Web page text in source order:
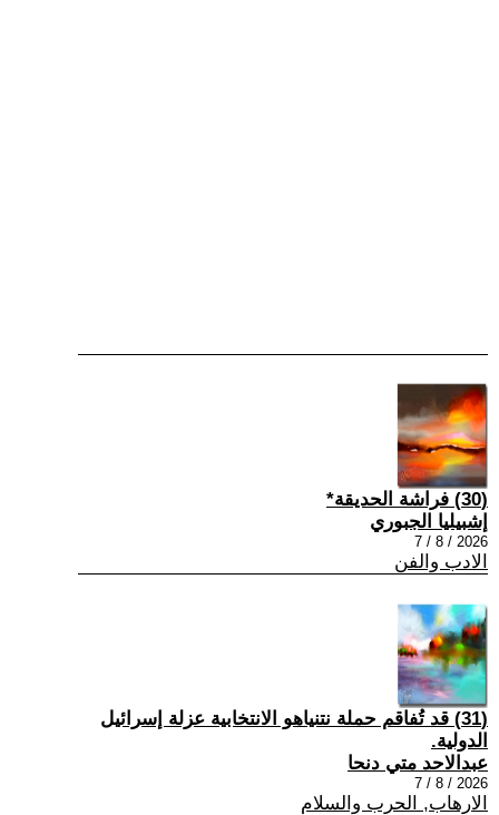
(30) فراشة الحديقة*
إشبيليا الجبوري
2026 / 8 / 7
الادب والفن
(31) قد تُفاقم حملة نتنياهو الانتخابية عزلة إسرائيل
الدولية.
عبدالاحد متي دنحا
2026 / 8 / 7
الارهاب, الحرب والسلام